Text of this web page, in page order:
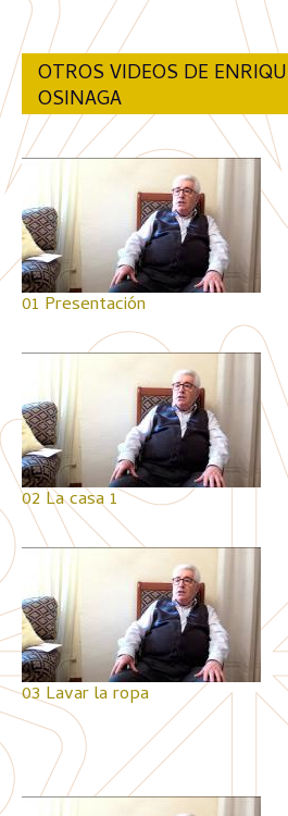
OTROS VIDEOS DE
OSINAGA
01 Presentación
02 La casa 1
03 Lavar la ropa